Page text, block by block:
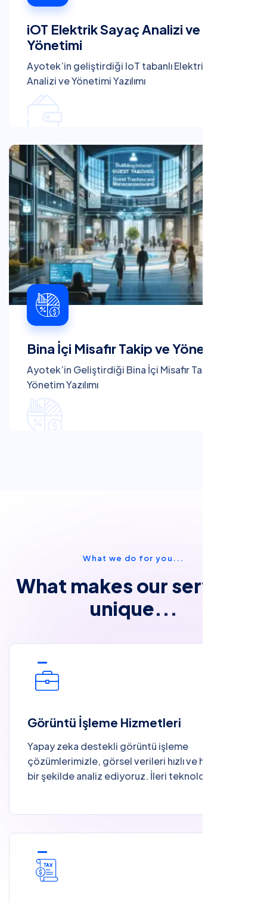
iOT Elektrik Sayaç Analizi ve
Yönetimi
Ayotek’in geliştirdiği IoT tabanlı Elektrik Sayaç
Analizi ve Yönetimi Yazılımı
Bina İçi Misafir Takip ve Yönetim
Ayotek’in Geliştirdiği Bina İçi Misafir Takip ve
Yönetim Yazılımı
What we do for you . . .
What makes our serv
unique. . .
Görüntü İşleme Hizmetleri
Yapay zeka destekli görüntü işleme
çözümlerimizle, görsel verileri hızlı ve hassas
bir şekilde analiz ediyoruz. İleri teknolojilerle,